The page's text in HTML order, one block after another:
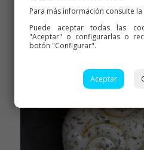
Para más información consulte la
Puede aceptar todas las
"Aceptar" o configurarlas o
botón "Configurar".
Aceptar